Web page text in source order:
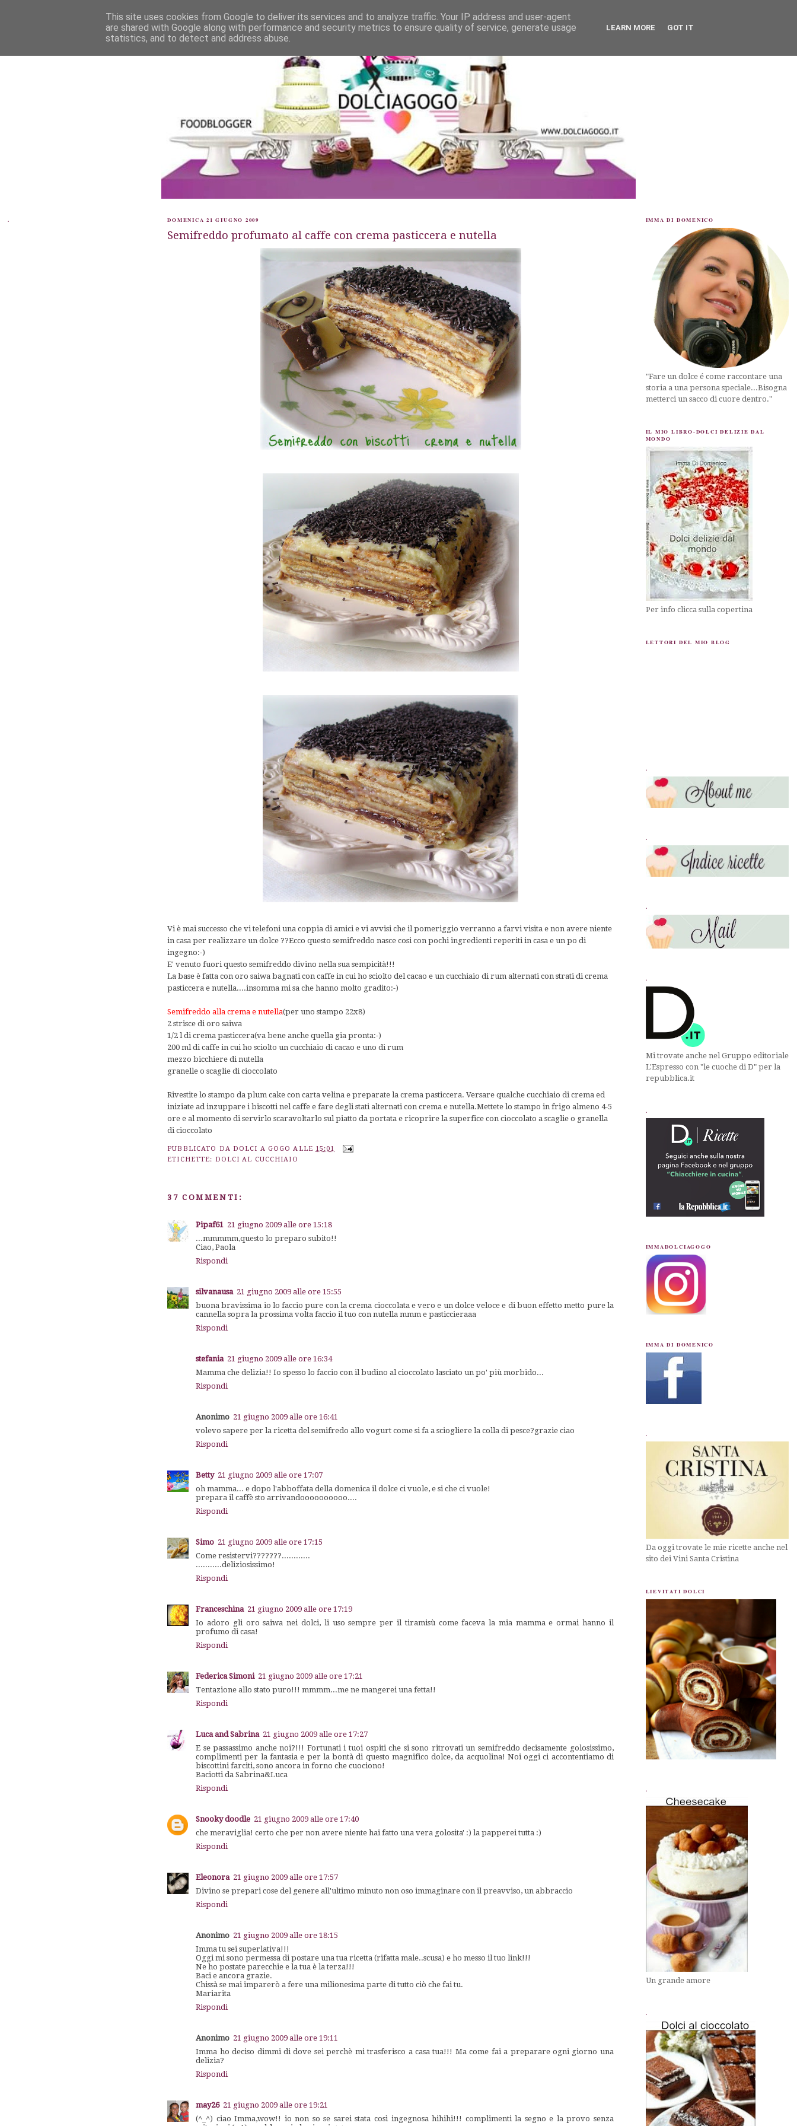
. DOMENICA 21 GIUGNO 2009
Semifreddo profumato al caffe con crema pasticcera e nutella
Vi è mai successo che vi telefoni una coppia di amici e vi avvisi che il pomeriggio verranno a farvi visita e non avere niente
in casa per realizzare un dolce ??Ecco questo semifreddo nasce cosi con pochi ingredienti reperiti in casa e un po di
ingegno:-)
E' venuto fuori questo semifreddo divino nella sua sempicità!!!
La base è fatta con oro saiwa bagnati con caffe in cui ho sciolto del cacao e un cucchiaio di rum alternati con strati di crema
pasticcera e nutella....insomma mi sa che hanno molto gradito:-)
Semifreddo alla crema e nutella(per uno stampo 22x8)
2 strisce di oro saiwa
1/2 l di crema pasticcera(va bene anche quella gia pronta:-)
200 ml di caffe in cui ho sciolto un cucchiaio di cacao e uno di rum
mezzo bicchiere di nutella
granelle o scaglie di cioccolato
Rivestite lo stampo da plum cake con carta velina e preparate la crema pasticcera. Versare qualche cucchiaio di crema ed
iniziate ad inzuppare i biscotti nel caffe e fare degli stati alternati con crema e nutella.Mettete lo stampo in frigo almeno 4-5
ore e al momento di servirlo scaravoltarlo sul piatto da portata e ricoprire la superfice con cioccolato a scaglie o granella
di cioccolato
PUBBLICATO DA DOLCI A GOGO ALLE 15:01
ETICHETTE: DOLCI AL CUCCHIAIO
37 COMMENTI:
Pipaf61 21 giugno 2009 alle ore 15:18
...mmmmm,questo lo preparo subito!!
Ciao, Paola
Rispondi
silvanausa 21 giugno 2009 alle ore 15:55
buona bravissima io lo faccio pure con la crema cioccolata e vero e un dolce veloce e di buon effetto metto pure la
cannella sopra la prossima volta faccio il tuo con nutella mmm e pasticcieraaa
Rispondi
stefania 21 giugno 2009 alle ore 16:34
Mamma che delizia!! Io spesso lo faccio con il budino al cioccolato lasciato un po' più morbido...
Rispondi
Anonimo 21 giugno 2009 alle ore 16:41
volevo sapere per la ricetta del semifredo allo vogurt come si fa a sciogliere la colla di pesce?grazie ciao
Rispondi
Betty 21 giugno 2009 alle ore 17:07
oh mamma... e dopo l'abboffata della domenica il dolce ci vuole, e si che ci vuole!
prepara il caffè sto arrivandoooooooooo....
Rispondi
Simo 21 giugno 2009 alle ore 17:15
Come resistervi???????............
...........deliziosissimo!
Rispondi
Franceschina 21 giugno 2009 alle ore 17:19
Io adoro gli oro saiwa nei dolci, li uso sempre per il tiramisù come faceva la mia mamma e ormai hanno il
profumo di casa!
Rispondi
Federica Simoni 21 giugno 2009 alle ore 17:21
Tentazione allo stato puro!!! mmmm...me ne mangerei una fetta!!
Rispondi
Luca and Sabrina 21 giugno 2009 alle ore 17:27
E se passassimo anche noi?!!! Fortunati i tuoi ospiti che si sono ritrovati un semifreddo decisamente golosissimo,
complimenti per la fantasia e per la bontà di questo magnifico dolce, da acquolina! Noi oggi ci accontentiamo di
biscottini farciti, sono ancora in forno che cuociono!
Baciotti da Sabrina&Luca
Rispondi
Snooky doodle 21 giugno 2009 alle ore 17:40
che meraviglia! certo che per non avere niente hai fatto una vera golosita' :) la papperei tutta :)
Rispondi
Eleonora 21 giugno 2009 alle ore 17:57
Divino se prepari cose del genere all'ultimo minuto non oso immaginare con il preavviso, un abbraccio
Rispondi
Anonimo 21 giugno 2009 alle ore 18:15
Imma tu sei superlativa!!!
Oggi mi sono permessa di postare una tua ricetta (rifatta male..scusa) e ho messo il tuo link!!!
Ne ho postate parecchie e la tua è la terza!!!
Baci e ancora grazie.
Chissà se mai imparerò a fere una milionesima parte di tutto ciò che fai tu.
Mariarita
Rispondi
Anonimo 21 giugno 2009 alle ore 19:11
Imma ho deciso dimmi di dove sei perchè mi trasferisco a casa tua!!! Ma come fai a preparare ogni giorno una
delizia?
Rispondi
may26 21 giugno 2009 alle ore 19:21
(^_^) ciao Imma,wow!! io non so se sarei stata così ingegnosa hihihi!!! complimenti la segno e la provo senza
IMMA DI DOMENICO
"Fare un dolce é come raccontare una
storia a una persona speciale...Bisogna
metterci un sacco di cuore dentro."
IL MIO LIBRO-DOLCI DELIZIE DAL
MONDO
Per info clicca sulla copertina
LETTORI DEL MIO BLOG
.
.
.
.
Mi trovate anche nel Gruppo editoriale
L'Espresso con "le cuoche di D" per la
repubblica.it
.
IMMADOLCIAGOGO
IMMA DI DOMENICO
.
Da oggi trovate le mie ricette anche nel
sito dei Vini Santa Cristina
LIEVITATI DOLCI
.
Un grande amore
.
This site uses cookies from Google to deliver its services and to analyze traffic. Your IP address and user-agent
are shared with Google along with performance and security metrics to ensure quality of service, generate usage
statistics, and to detect and address abuse.
LEARN MORE GOT IT